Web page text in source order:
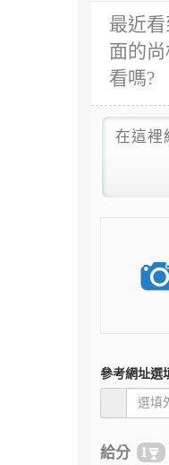
最近
面的
看嗎?
參考網址選
給分 1